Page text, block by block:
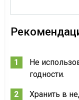
Не
годности.
Хранить в